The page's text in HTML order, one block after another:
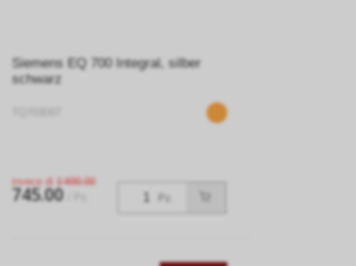
Siemens EQ 700 Integral, silber
schwarz
Pz.
invece di 1’490.00
745.00